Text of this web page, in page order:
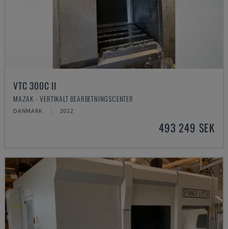
VTC 300C II
MAZAK - VERTIKALT BEARBETNINGSCENTER
DANMARK 2012
493 249 SEK